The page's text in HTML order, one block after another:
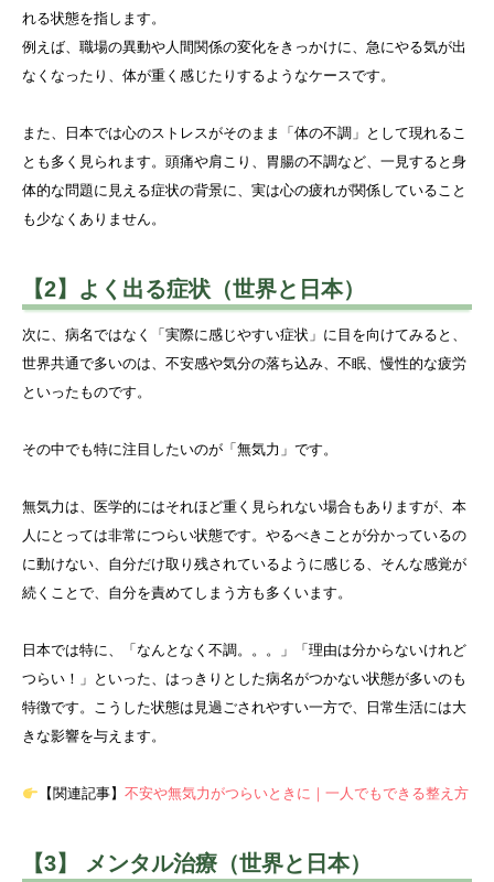
れる状態を指します。
例えば、職場の異動や人間関係の変化をきっかけに、急にやる気が出
なくなったり、体が重く感じたりするようなケースです。
また、日本では心のストレスがそのまま「体の不調」として現れるこ
とも多く見られます。頭痛や肩こり、胃腸の不調など、一見すると身
体的な問題に見える症状の背景に、実は心の疲れが関係していること
も少なくありません。
【2】よく出る症状（世界と日本）
次に、病名ではなく「実際に感じやすい症状」に目を向けてみると、
世界共通で多いのは、不安感や気分の落ち込み、不眠、慢性的な疲労
といったものです。
その中でも特に注目したいのが「無気力」です。
無気力は、医学的にはそれほど重く見られない場合もありますが、本
人にとっては非常につらい状態です。やるべきことが分かっているの
に動けない、自分だけ取り残されているように感じる、そんな感覚が
続くことで、自分を責めてしまう方も多くいます。
日本では特に、「なんとなく不調。。。」「理由は分からないけれど
つらい！」といった、はっきりとした病名がつかない状態が多いのも
特徴です。こうした状態は見過ごされやすい一方で、日常生活には大
きな影響を与えます。
【関連記事】 不安や無気力がつらいときに｜一人でもできる整え方
【3】 メンタル治療（世界と日本）